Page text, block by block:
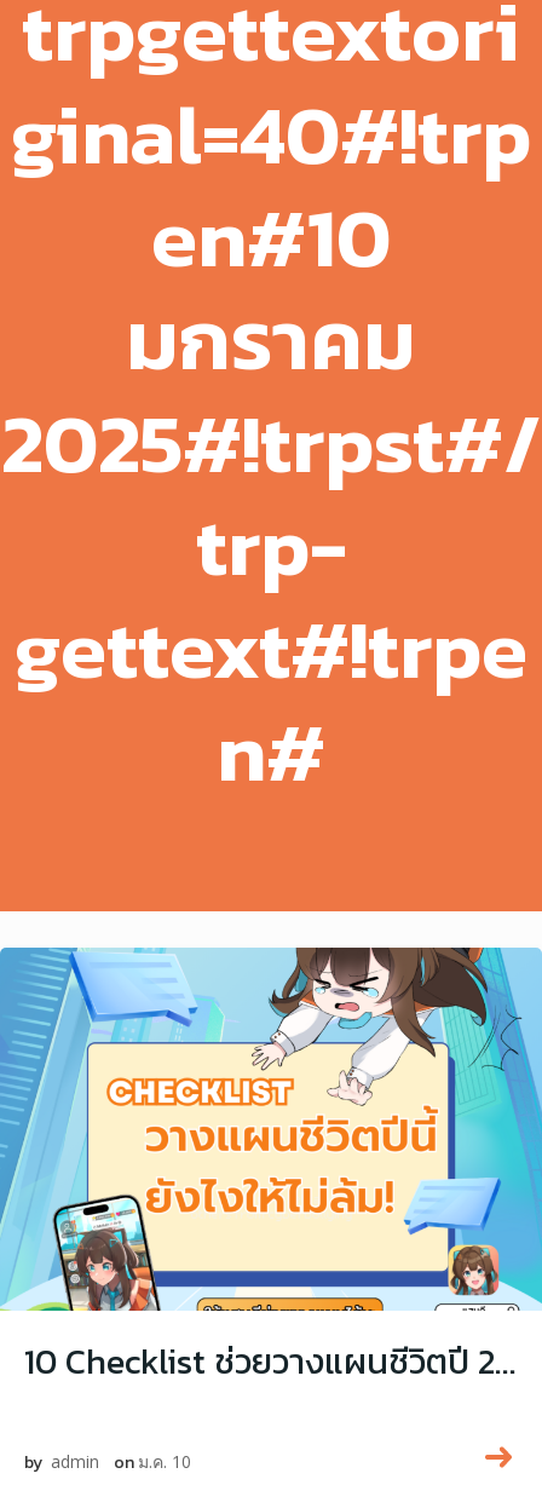
trpgettextori
ginal=40#!trp
en#10
มกราคม
2025#!trpst#/
trp-
gettext#!trpe
n#
10 Checklist ช่วยวางแผนชีวิตปี 2025 ยังไงให้ไม่ล้ม กับแสนดี AI เพื่อนรู้ใจคุณ!
by admin on ม.ค. 10